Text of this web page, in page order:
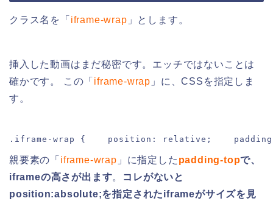
クラス名を「 iframe-wrap 」とします。
挿入した動画はまだ秘密です。エッチではないことは
確かです。 この「 iframe-wrap 」に、CSSを指定しま
す。
.iframe-wrap {    position: relative;
親要素の「 iframe-wrap 」に指定した padding-topで、
iframeの高さが出ます。
コレがないと
position:absolute;を指定されたiframeがサイズを見